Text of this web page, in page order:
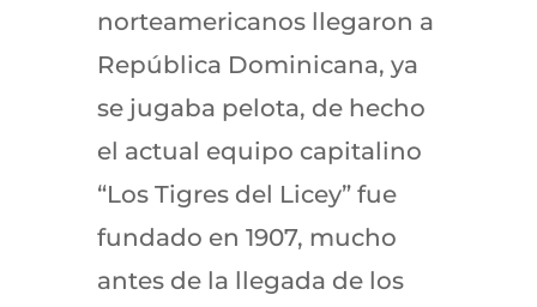
norteamericanos llegaron a
República Dominicana, ya
se jugaba pelota, de hecho
el actual equipo capitalino
“Los Tigres del Licey” fue
fundado en 1907, mucho
antes de la llegada de los